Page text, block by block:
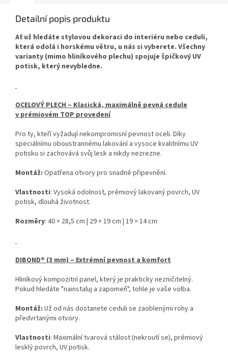
Detailní popis produktu
Ať už hledáte stylovou dekoraci do interiéru nebo ceduli,
která odolá i horskému větru, u nás si vyberete. Všechny
varianty (mimo hliníkového plechu) spojuje špičkový UV
potisk, který nevybledne.
OCELOVÝ PLECH – Klasická, maximálně pevná cedule
v prémiovém TOP provedení
Pro ty, kteří vyžadují nekompromisní pevnost oceli. Díky
speciálnímu oboustrannému lakování a vysoce kvalitnímu UV
potisku si zachovává svůj lesk a nikdy nezrezne.
Montáž: Opatřena otvory pro snadné připevnění.
Vlastnosti: Vysoká odolnost, prémiový lakovaný povrch, UV
potisk, dlouhá životnost.
Rozměry: 40 × 28,5 cm | 29 × 19 cm | 19 × 14 cm
DIBOND® (3 mm) – Extrémní pevnost a komfort
Hliníkový kompozitní panel, který je prakticky nezničitelný.
Pokud hledáte "nainstaluj a zapomeň", tohle je vaše volba.
Montáž: Už od nás dostanete ceduli se zaoblenými rohy a
předvrtanými otvory.
Vlastnosti: Maximální tvarová stálost (nekroutí se), prémiový
lesklý povrch, UV potisk.